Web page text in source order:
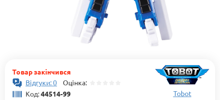
Товар закінчився
Відгуки: 0 Оцінка:
Код:44514-99 Tobot